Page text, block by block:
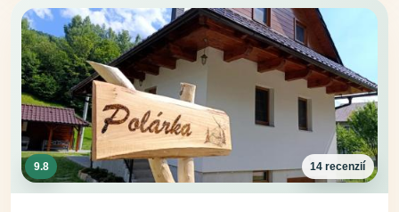
9.8 14 recenzií